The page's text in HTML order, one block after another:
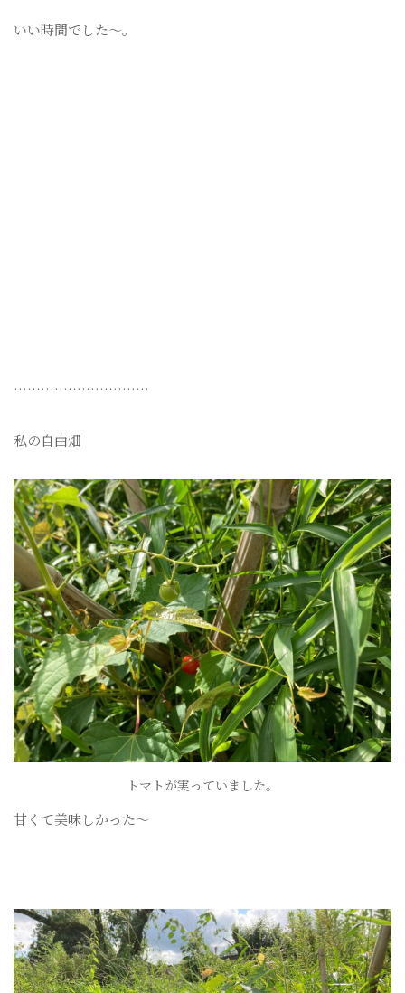
いい時間でした〜。
…………………………
私の自由畑
トマトが実っていました。
甘くて美味しかった〜